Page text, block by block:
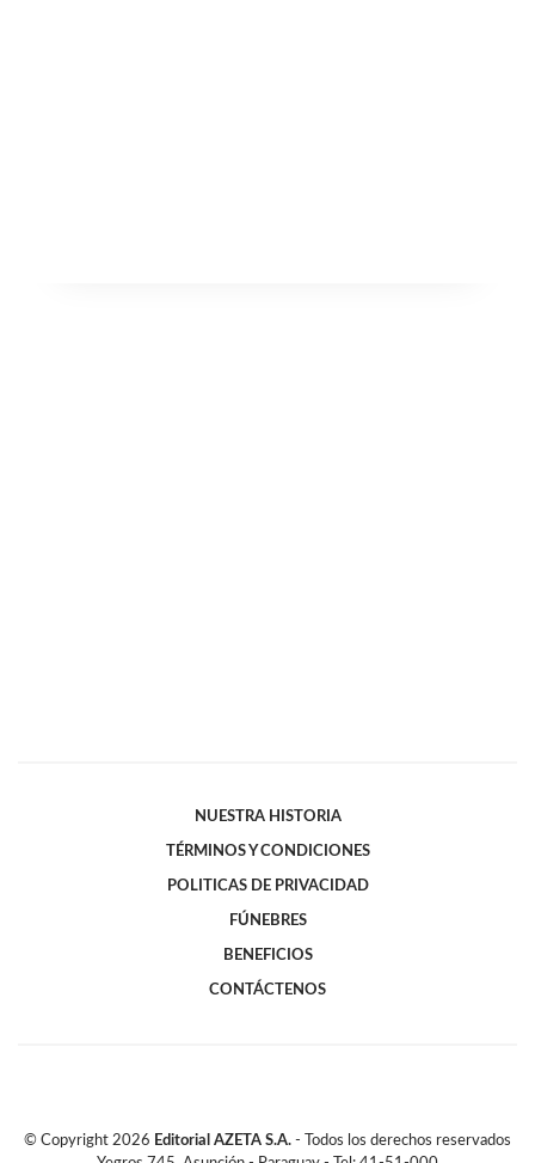
NUESTRA HISTORIA
TÉRMINOS Y CONDICIONES
POLITICAS DE PRIVACIDAD
FÚNEBRES
BENEFICIOS
CONTÁCTENOS
© Copyright 2026 Editorial AZETA S.A. - Todos los derechos reservados